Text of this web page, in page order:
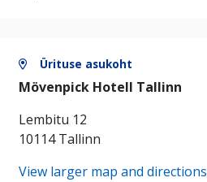
Ürituse asukoht
Mövenpick Hotell Tallinn
Lembitu 12
10114 Tallinn
View larger map and directions